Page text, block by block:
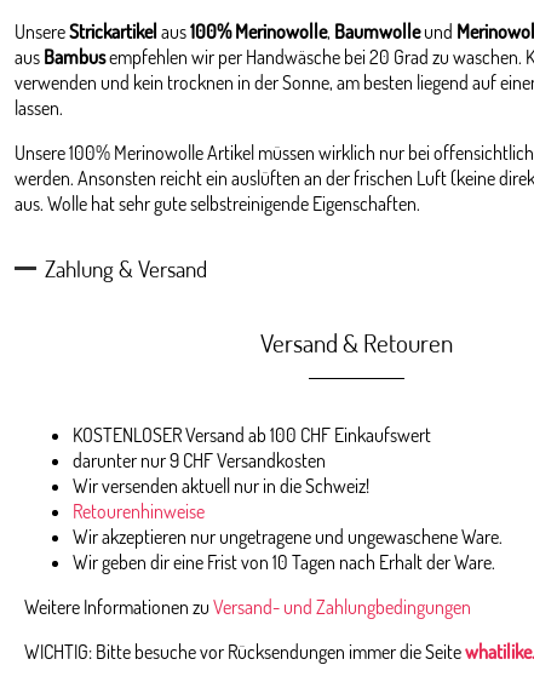
UnsereStrickartikel aus100% Merinowolle, Baumwolleund
aus Bambusempfehlen wir per Handwäsche bei 20 Grad zu waschen.
verwenden und kein trocknen in der Sonne, am besten liegend auf
lassen.
Unsere 100% Merinowolle Artikel müssen wirklich nur bei
werden. Ansonsten reicht ein auslüften an der frischen Luft (keine
aus. Wolle hat sehr gute selbstreinigende Eigenschaften.
Zahlung & Versand
Versand & Retouren
KOSTENLOSER Versand ab 100 CHF Einkaufswert
darunter nur 9 CHF Versandkosten
Wir versenden aktuell nur in die Schweiz!
Retourenhinweise
Wir akzeptieren nur ungetragene und ungewaschene Ware.
Wir geben dir eine Frist von 10 Tagen nach Erhalt der Ware.
Weitere Informationen zu Versand- und Zahlungbedingungen
WICHTIG: Bitte besuche vor Rücksendungen immer die Seite